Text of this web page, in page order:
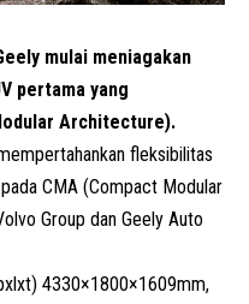
mulai meniagakan
pertama yang
Architecture).
fleksibilitas
CMA (Compact Modular
Group dan Geely Auto
4330×1800×1609mm,